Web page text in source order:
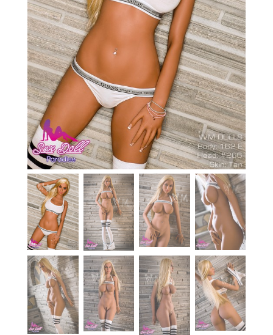
En stock
Aide
Guides
Paiement
Contact
Livraison
À propos
Blog